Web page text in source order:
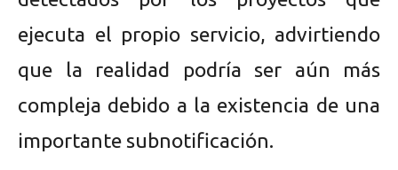
ejecuta el propio servicio, advirtiendo
que la realidad podría ser aún más
compleja debido a la existencia de una
importante subnotificación.